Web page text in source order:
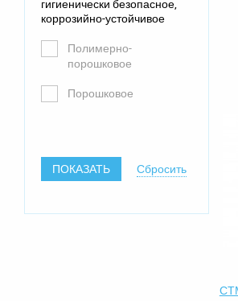
гигиенически безопасное,
коррозийно-устойчивое
Полимерно-
порошковое
Порошковое
ПОКАЗАТЬ Сбросить